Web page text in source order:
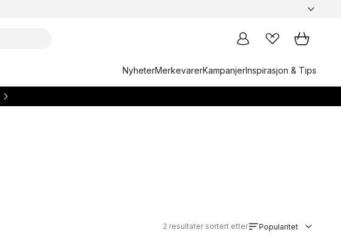
NyheterMerkevarerKampanjerInspirasjon & Tips
2 resultater sortert etter Popularitet